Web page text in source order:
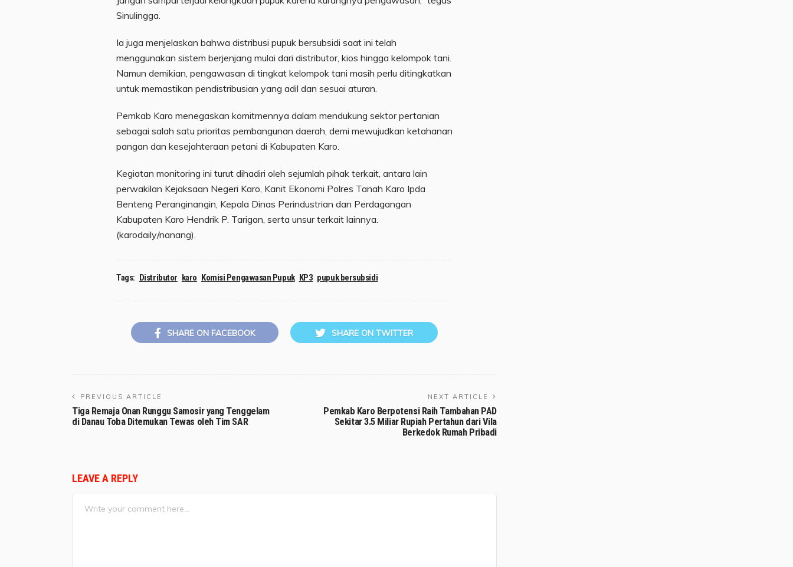
Sinulingga.
Ia juga menjelaskan bahwa distribusi pupuk bersubsidi saat ini telah
menggunakan sistem berjenjang mulai dari distributor, kios hingga kelompok tani.
Namun demikian, pengawasan di tingkat kelompok tani masih perlu ditingkatkan
untuk memastikan pendistribusian yang adil dan sesuai aturan.
Pemkab Karo menegaskan komitmennya dalam mendukung sektor pertanian
sebagai salah satu prioritas pembangunan daerah, demi mewujudkan ketahanan
pangan dan kesejahteraan petani di Kabupaten Karo.
Kegiatan monitoring ini turut dihadiri oleh sejumlah pihak terkait, antara lain
perwakilan Kejaksaan Negeri Karo, Kanit Ekonomi Polres Tanah Karo Ipda
Benteng Peranginangin, Kepala Dinas Perindustrian dan Perdagangan
Kabupaten Karo Hendrik P. Tarigan, serta unsur terkait lainnya.
(karodaily/nanang).
Tags: Distributor karo Komisi Pengawasan Pupuk KP3 pupuk bersubsidi
SHARE ON FACEBOOK SHARE ON TWITTER
PREVIOUS ARTICLE
Tiga Remaja Onan Runggu Samosir yang Tenggelam
di Danau Toba Ditemukan Tewas oleh Tim SAR
NEXT ARTICLE
Pemkab Karo Berpotensi Raih Tambahan PAD
Sekitar 3.5 Miliar Rupiah Pertahun dari Vila
Berkedok Rumah Pribadi
LEAVE A REPLY